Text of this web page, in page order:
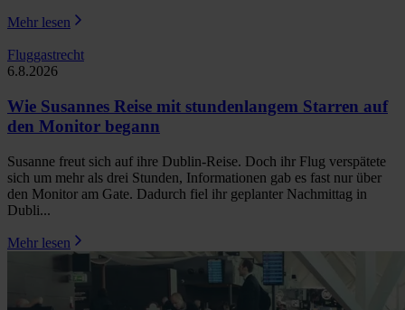
Mehr lesen
Fluggastrecht
6.8.2026
Wie Susannes Reise mit stundenlangem Starren auf
den Monitor begann
Susanne freut sich auf ihre Dublin-Reise. Doch ihr Flug verspätete
sich um mehr als drei Stunden, Informationen gab es fast nur über
den Monitor am Gate. Dadurch fiel ihr geplanter Nachmittag in
Dubli...
Mehr lesen